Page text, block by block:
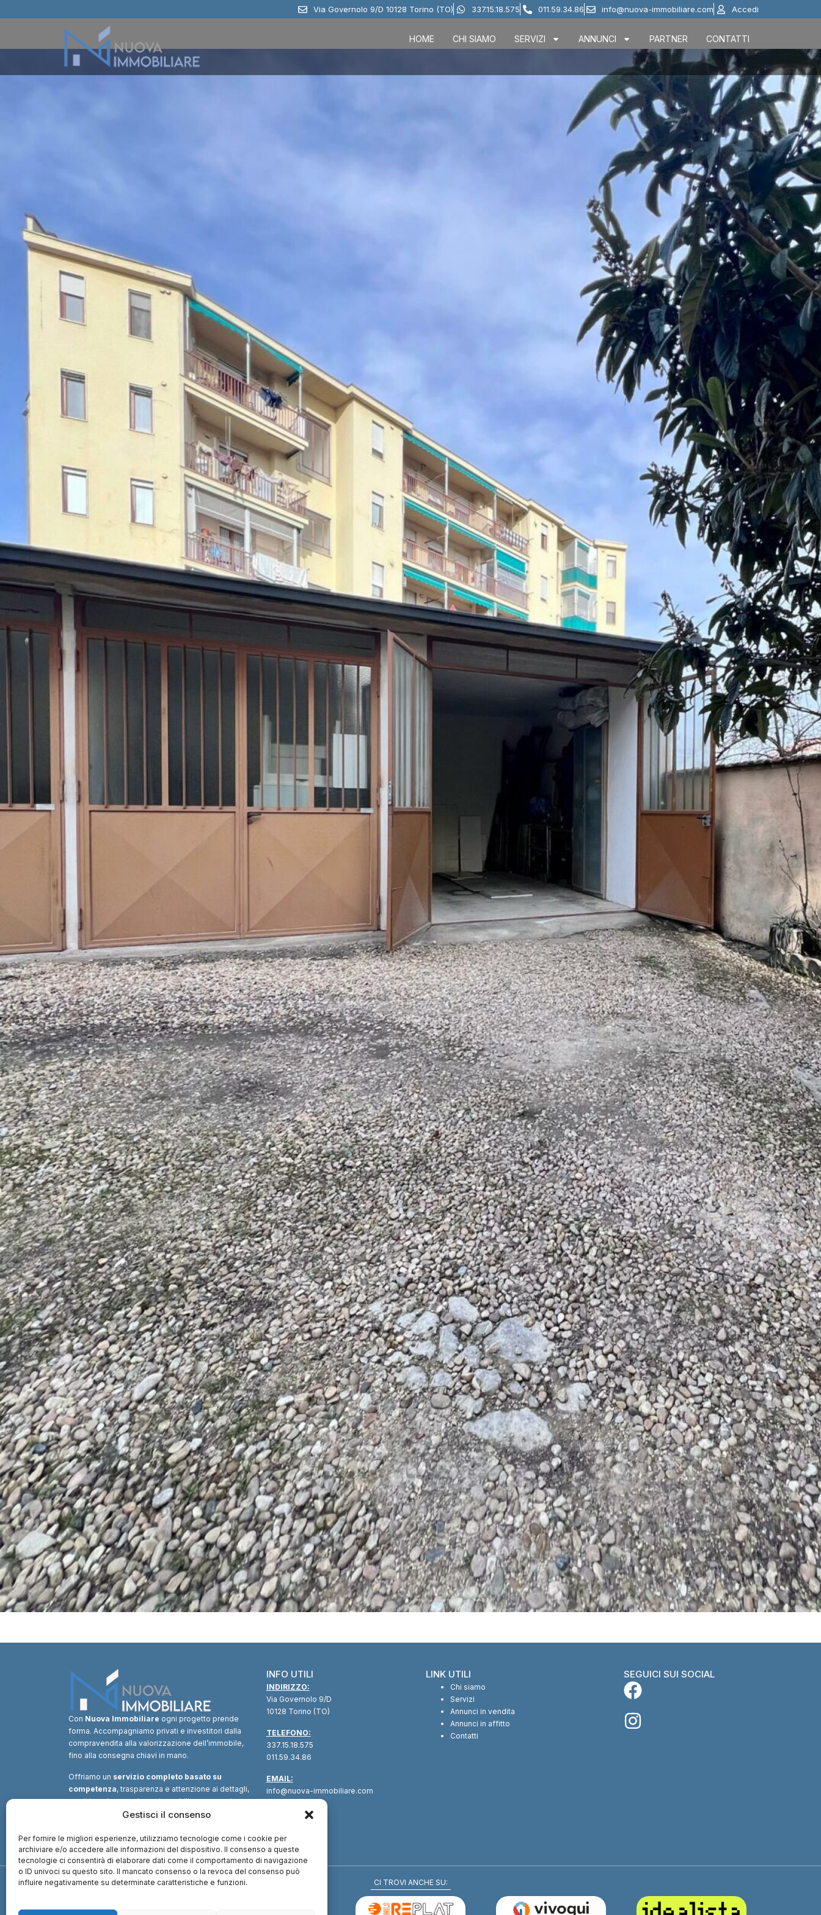
Gestisci il consenso
Per fornire le migliori esperienze, utilizziamo tecnologie come i cookie per
archiviare e/o accedere alle informazioni del dispositivo. Il consenso a queste
tecnologie ci consentirà di elaborare dati come il comportamento di navigazione
o ID univoci su questo sito. Il mancato consenso o la revoca del consenso può
influire negativamente su determinate caratteristiche e funzioni.
Via Governolo 9/D 10128 Torino (TO) 337.15.18.575 011.59.34.86 info@nuova-immobiliare.com Accedi
HOME CHI SIAMO SERVIZI ANNUNCI PARTNER CONTATTI
Con Nuova Immobiliare ogni progetto prende
forma. Accompagniamo privati e investitori dalla
compravendita alla valorizzazione dell’immobile,
fino alla consegna chiavi in mano.
Offriamo un servizio completo basato su
competenza, trasparenza e attenzione ai dettagli,
combinando consulenza immobiliare, supporto
tecnico e soluzioni finanziarie.Un unico
valore.
INFO UTILI
INDIRIZZO:
Via Governolo 9/D
10128 Torino (TO)
TELEFONO:
337.15.18.575
011.59.34.86
EMAIL:
info@nuova-immobiliare.com
LINK UTILI
Chi siamo
Servizi
Annunci in vendita
Annunci in affitto
Contatti
SEGUICI SUI SOCIAL
CI TROVI ANCHE SU: